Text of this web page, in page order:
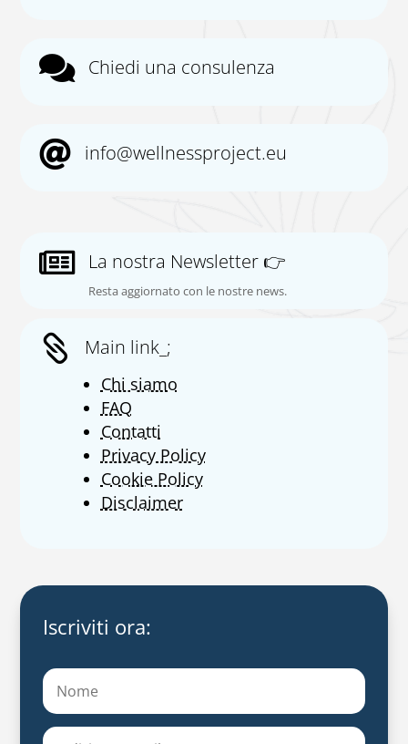
 Chiedi una consulenza
 info@wellnessproject.eu
 La nostra Newsletter 👉
Resta aggiornato con le nostre news.
 Main link_;
Chi siamo
FAQ
Contatti
Privacy Policy
Cookie Policy
Disclaimer
Iscriviti ora: